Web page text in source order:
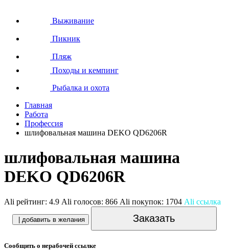
Выживание
Пикник
Пляж
Походы и кемпинг
Рыбалка и охота
Главная
Работа
Профессия
шлифовальная машина DEKO QD6206R
шлифовальная машина
DEKO QD6206R
Ali рейтинг: 4.9 Ali голосов: 866 Ali покупок: 1704 Ali ссылка
| добавить в желания Заказать
Сообщить о нерабочей ссылке